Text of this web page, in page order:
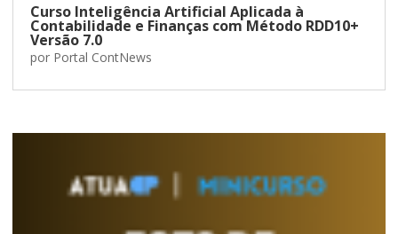
Curso Inteligência Artificial Aplicada à
Contabilidade e Finanças com Método RDD10+
Versão 7.0
por Portal ContNews